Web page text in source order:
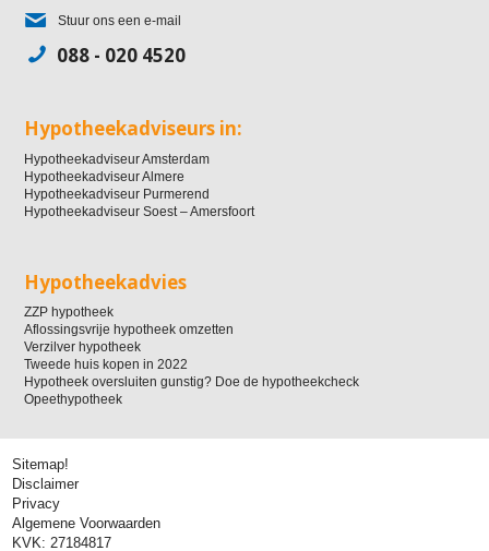
Stuur ons een e-mail
088 - 020 4520
Hypotheekadviseurs in:
Hypotheekadviseur Amsterdam
Hypotheekadviseur Almere
Hypotheekadviseur Purmerend
Hypotheekadviseur Soest – Amersfoort
Hypotheekadvies
ZZP hypotheek
Aflossingsvrije hypotheek omzetten
Verzilver hypotheek
Tweede huis kopen in 2022
Hypotheek oversluiten gunstig? Doe de hypotheekcheck
Opeethypotheek
Sitemap!
Disclaimer
Privacy
Algemene Voorwaarden
KVK: 27184817